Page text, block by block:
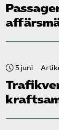
5 juni